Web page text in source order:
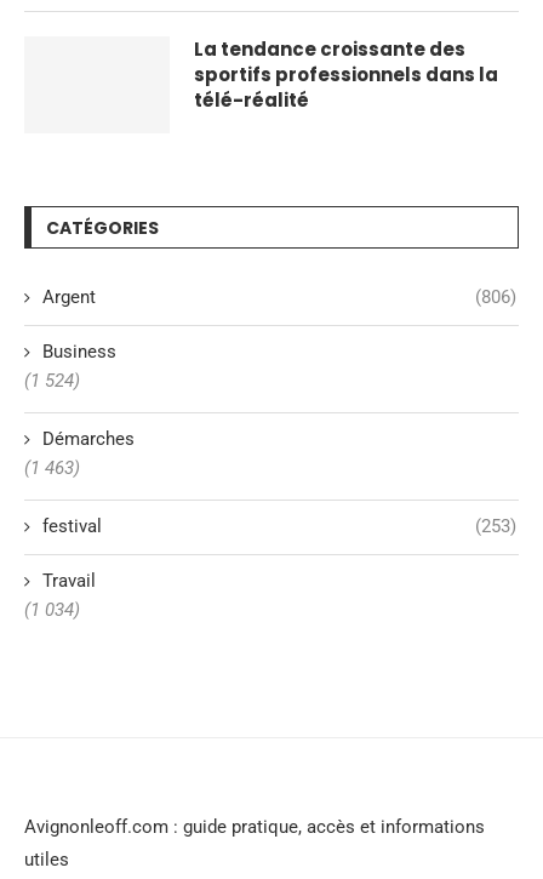
La tendance croissante des
sportifs professionnels dans la
télé-réalité
CATÉGORIES
Argent (806)
Business
(1 524)
Démarches
(1 463)
festival (253)
Travail
(1 034)
Avignonleoff.com : guide pratique, accès et informations
utiles